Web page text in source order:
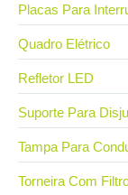
Placas Para
Quadro Elétrico
Refletor LED
Suporte Para
Tampa Para
Torneira Com